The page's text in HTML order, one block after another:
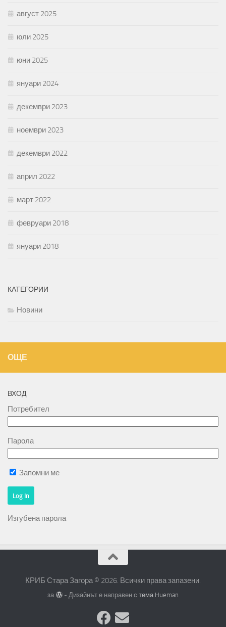
август 2025
юли 2025
юни 2025
януари 2024
декември 2023
ноември 2023
декември 2022
април 2022
март 2022
февруари 2018
януари 2018
КАТЕГОРИИ
Новини
ОЩЕ
ВХОД
Потребител
Парола
Запомни ме
Изгубена парола
КРИБ Стара Загора © 2026. Всички права запазени.
за - Дизайнът е направен с тема Hueman